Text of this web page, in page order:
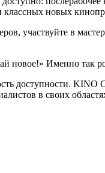
классных новых
участвуйте в
новое!» Именно так
доступности.
в своих